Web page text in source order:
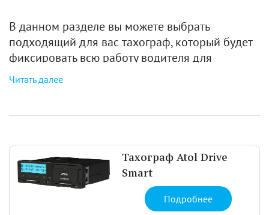
В данном разделе вы можете выбрать
подходящий для вас тахограф, который будет
фиксировать всю работу водителя для
дальнейшей отчетности перед проверяющими
органами.
Также тут вы сможете заказать карту для
заполнить надлежащие заявления.
Читать далее
Тахограф Atol Drive
Smart
Подробнее